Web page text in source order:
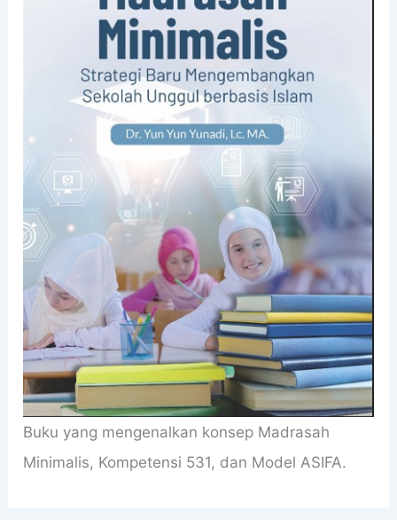
Buku yang mengenalkan konsep Madrasah
Minimalis, Kompetensi 531, dan Model ASIFA.